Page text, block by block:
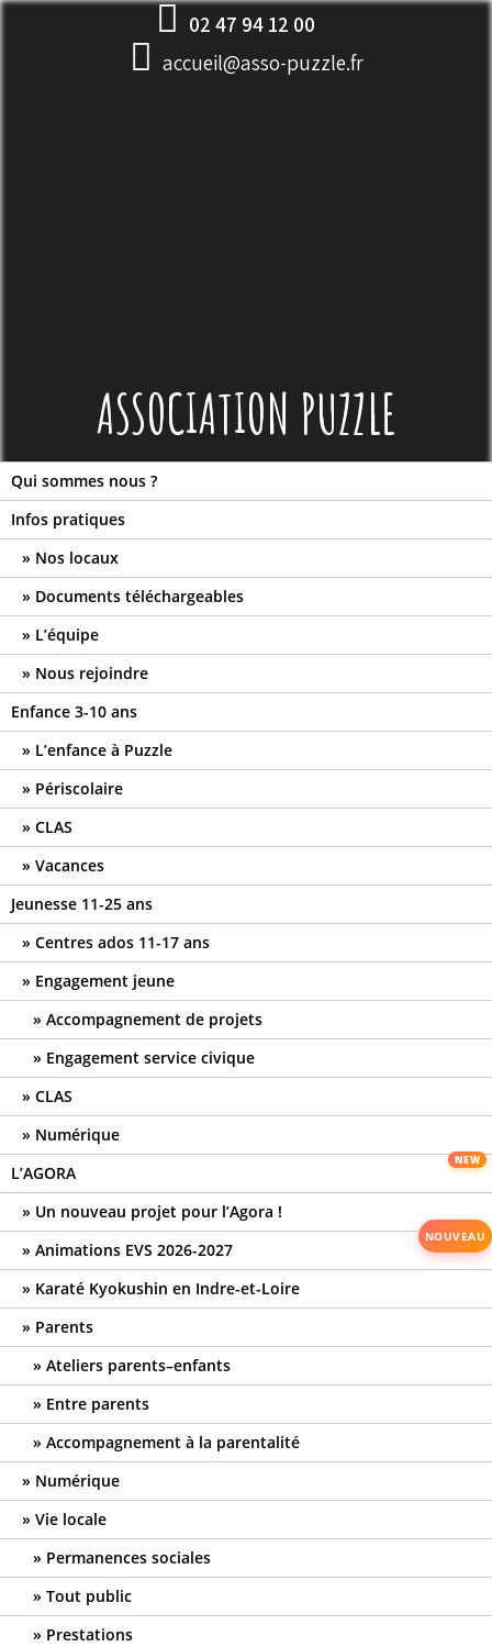
Skip
02 47 94 12 00
accueil@asso-puzzle.fr
ASSOCIATION PUZZLE
Qui sommes nous ?
Infos pratiques
Nos locaux
Documents téléchargeables
L’équipe
Nous rejoindre
Enfance 3-10 ans
L’enfance à Puzzle
Périscolaire
CLAS
Vacances
Jeunesse 11-25 ans
Centres ados 11-17 ans
Engagement jeune
Accompagnement de projets
Engagement service civique
CLAS
Numérique
L’AGORA
Un nouveau projet pour l’Agora !
Animations EVS 2026-2027
Karaté Kyokushin en Indre-et-Loire
Parents
Ateliers parents–enfants
Entre parents
Accompagnement à la parentalité
Numérique
Vie locale
Permanences sociales
Tout public
Prestations